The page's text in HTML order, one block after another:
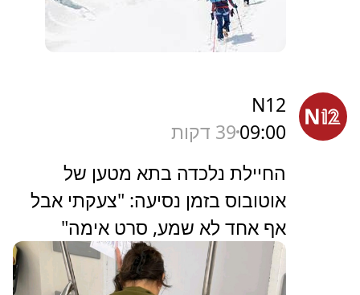
N12
09:0039 דקות
החיילת נלכדה בתא מטען של
אוטובוס בזמן נסיעה: "צעקתי אבל
אף אחד לא שמע, סרט אימה"